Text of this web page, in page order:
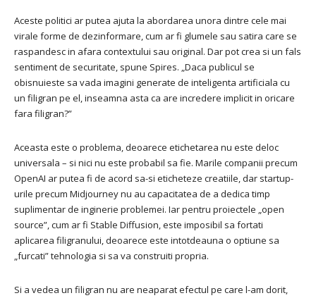
Aceste politici ar putea ajuta la abordarea unora dintre cele mai
virale forme de dezinformare, cum ar fi glumele sau satira care se
raspandesc in afara contextului sau original. Dar pot crea si un fals
sentiment de securitate, spune Spires. „Daca publicul se
obisnuieste sa vada imagini generate de inteligenta artificiala cu
un filigran pe el, inseamna asta ca are incredere implicit in oricare
fara filigran?”
Aceasta este o problema, deoarece etichetarea nu este deloc
universala – si nici nu este probabil sa fie. Marile companii precum
OpenAI ar putea fi de acord sa-si eticheteze creatiile, dar startup-
urile precum Midjourney nu au capacitatea de a dedica timp
suplimentar de inginerie problemei. Iar pentru proiectele „open
source”, cum ar fi Stable Diffusion, este imposibil sa fortati
aplicarea filigranului, deoarece este intotdeauna o optiune sa
„furcati” tehnologia si sa va construiti propria.
Si a vedea un filigran nu are neaparat efectul pe care l-am dorit,